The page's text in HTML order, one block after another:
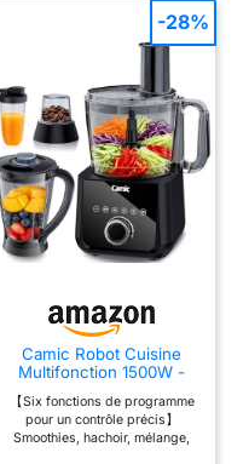
Camic Robot Cuisine
Multifonction 1500W -
Compact Robot Culinaire
avec Bol 2.5L, 6
Fonctions, PowerChop,
Disque 3 en 1,
【Six fonctions de programme
pour un contrôle précis】
Smoothies, hachoir, mélange,
-28%